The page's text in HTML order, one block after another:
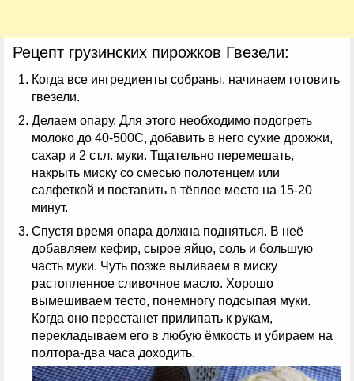
Рецепт грузинских пирожков Гвезели:
Когда все ингредиенты собраны, начинаем готовить
гвезели.
Делаем опару. Для этого необходимо подогреть
молоко до 40-500С, добавить в него сухие дрожжи,
сахар и 2 ст.л. муки. Тщательно перемешать,
накрыть миску со смесью полотенцем или
салфеткой и поставить в тёплое место на 15-20
минут.
Спустя время опара должна подняться. В неё
добавляем кефир, сырое яйцо, соль и большую
часть муки. Чуть позже выливаем в миску
растопленное сливочное масло. Хорошо
вымешиваем тесто, понемногу подсыпая муки.
Когда оно перестанет прилипать к рукам,
перекладываем его в любую ёмкость и убираем на
полтора-два часа доходить.